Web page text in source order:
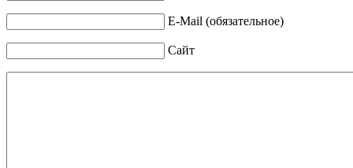
E-Mail (обязательное)
Сайт